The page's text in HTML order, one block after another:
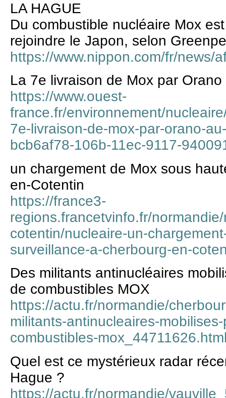
LA HAGUE
Du combustible nucléaire Mox
rejoindre le Japon, selon
https://www.nippon.com/fr/news/
La 7e livraison de Mox par
https://www.ouest-
france.fr/environnement/
7e-livraison-de-mox-par-orano-
bcb6af78-106b-11ec-9117-
un chargement de Mox sous
en-Cotentin
https://france3-
regions.francetvinfo.fr/
cotentin/nucleaire-un-
surveillance-a-cherbourg-en-
Des militants antinucléaires
de combustibles MOX
https://actu.fr/normandie/
militants-antinucleaires-
combustibles-
Quel est ce mystérieux radar
Hague ?
https://actu.fr/normandie/